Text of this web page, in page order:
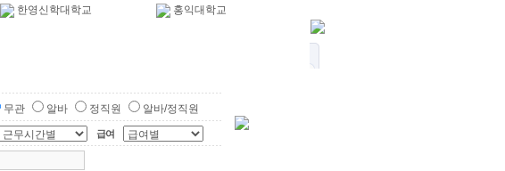
한영신학대학교 홍익대학교
무관 알바 정직원 알바/정직원
급여